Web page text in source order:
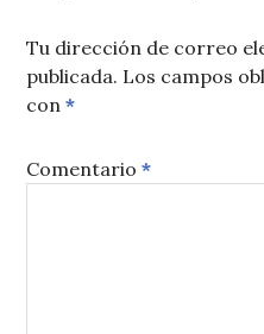
Tu dirección de correo
publicada. Los campos
con*
Comentario*